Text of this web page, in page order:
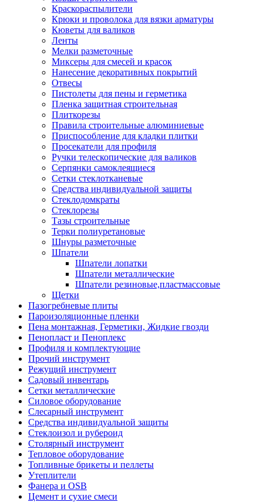
Краскораспылители
Крюки и проволока для вязки арматуры
Кюветы для валиков
Ленты
Мелки разметочные
Миксеры для смесей и красок
Нанесение декоративных покрытий
Отвесы
Пистолеты для пены и герметика
Пленка защитная строительная
Плиткорезы
Правила строительные алюминиевые
Приспособление для кладки плитки
Просекатели для профиля
Ручки телескопические для валиков
Серпянки самоклеящиеся
Сетки стеклотканевые
Средства индивидуальной защиты
Стеклодомкраты
Стеклорезы
Тазы строительные
Терки полиуретановые
Шнуры разметочные
Шпатели
Шпатели лопатки
Шпатели металлические
Шпатели резиновые,пластмассовые
Щетки
Пазогребневые плиты
Пароизоляционные пленки
Пена монтажная, Герметики, Жидкие гвозди
Пенопласт и Пеноплекс
Профиля и комплектующие
Прочий инструмент
Режущий инструмент
Садовый инвентарь
Сетки металлические
Силовое оборудование
Слесарный инструмент
Средства индивидуальной защиты
Стеклоизол и рубероид
Столярный инструмент
Тепловое оборудование
Топливные брикеты и пеллеты
Утеплители
Фанера и OSB
Цемент и сухие смеси